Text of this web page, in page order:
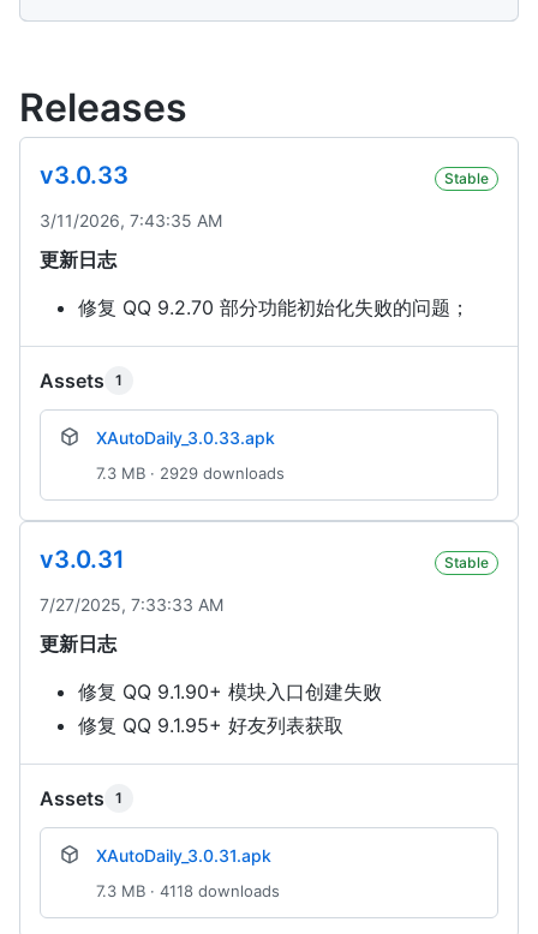
Releases
v3.0.33 Stable
3/11/2026, 7:43:35 AM
更新日志
修复 QQ 9.2.70 部分功能初始化失败的问题；
Assets 1
XAutoDaily_3.0.33.apk
7.3 MB · 2929 downloads
v3.0.31 Stable
7/27/2025, 7:33:33 AM
更新日志
修复 QQ 9.1.90+ 模块入口创建失败
修复 QQ 9.1.95+ 好友列表获取
Assets 1
XAutoDaily_3.0.31.apk
7.3 MB · 4118 downloads